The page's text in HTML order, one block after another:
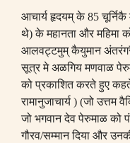
आचार्य हृदयम् के85
थे)के महानता और महिमा
आलवट्टमुम् कैयुमान अंतरंगरै
सूत्र मे अळगिय मणवाळ
को प्रकाशित करते हुए
रामानुजाचार्य ) (जो उत्तम
जो भगवान देव पेरुमाळ को
गौरव/सम्मान दिया और